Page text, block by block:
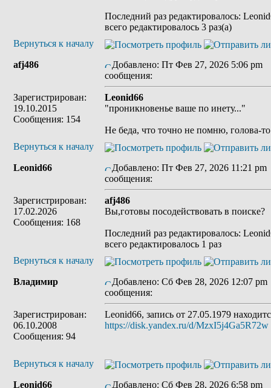
Последний раз редактировалось:
всего редактировалось 3 раз(а)
Вернуться к началу
afj486
Зарегистрирован:
19.10.2015
Сообщения: 154
Добавлено: Пт Фев 27, 2026 5:06 pm
сообщения:
Leonid66
"проникновенье ваше по инету..."
Не беда, что точно не помню, голова-то
Вернуться к началу
Leonid66
Зарегистрирован:
17.02.2026
Сообщения: 168
Добавлено: Пт Фев 27, 2026 11:21 pm
сообщения:
afj486
Вы,готовы посодействовать в поиске?
Последний раз редактировалось:
всего редактировалось 1 раз
Вернуться к началу
Владимир
Зарегистрирован:
06.10.2008
Сообщения: 94
Добавлено: Сб Фев 28, 2026 12:07 pm
сообщения:
Leonid66, запись от 27.05.1979
https://disk.yandex.ru/d/MzxI5j4Ga5R72w
Вернуться к началу
Leonid66 Добавлено: Сб Фев 28, 2026 6:58 pm